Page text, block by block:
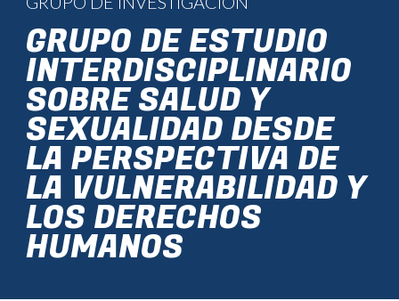
GRUPO DE ESTUDIO
INTERDISCIPLINARIO
SOBRE SALUD Y
SEXUALIDAD DESDE
LA PERSPECTIVA DE
LA VULNERABILIDAD Y
LOS DERECHOS
HUMANOS